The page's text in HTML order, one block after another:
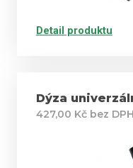
Detail produktu
Dýza
427,00 Kč bez DPH